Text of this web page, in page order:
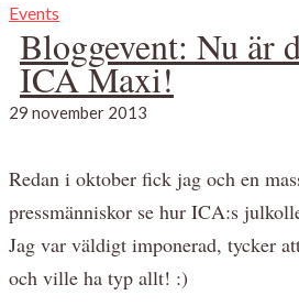
Events
Bloggevent: Nu är
ICA Maxi!
29 november 2013
Redan i oktober fick jag och en
pressmänniskor se hur ICA:s
Jag var väldigt imponerad, tycker
och ville ha typ allt! :)